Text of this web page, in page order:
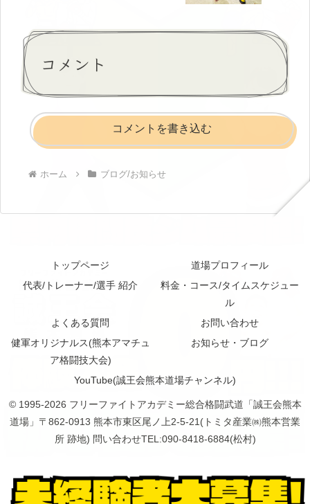
コメント
コメントを書き込む
ホーム ブログ/お知らせ
トップページ
道場プロフィール
代表/トレーナー/選手 紹介
料金・コース/タイムスケジュー
ル
よくある質問
お問い合わせ
健軍オリジナルス(熊本アマチュ
ア格闘技大会)
お知らせ・ブログ
YouTube(誠王会熊本道場チャンネル)
© 1995-2026 フリーファイトアカデミー総合格闘武道「誠王会熊本
道場」〒862-0913 熊本市東区尾ノ上2-5-21(トミタ産業㈱熊本営業
所 跡地) 問い合わせTEL:090-8418-6884(松村)